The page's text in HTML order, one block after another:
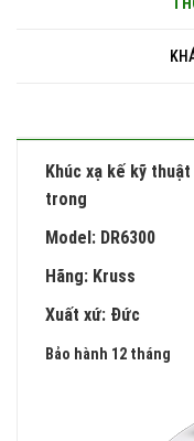
Khúc xạ kế kỹ
trong
Model: DR6300
Hãng: Kruss
Xuất xứ: Đức
Bảo hành 12 tháng